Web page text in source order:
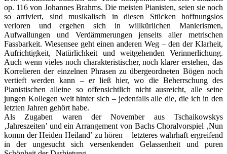
op. 116 von Johannes Brahms. Die meisten Pianisten, seien sie noch
so arriviert, sind musikalisch in diesen Stücken hoffnungslos
verloren und ergehen sich in willkürlichen Manierismen,
Aufwallungen und Verdämmerungen jenseits aller metrischen
Fassbarkeit. Wiesensee geht einen anderen Weg – den der Klarheit,
Aufrichtigkeit, Natürlichkeit und weitgehenden Verinnerlichung.
Auch wenn vieles noch charakteristischer, noch klarer erstehen, das
Korrelieren der einzelnen Phrasen zu übergeordneten Bögen noch
vertieft werden kann – er ließ hier, wo die Beherrschung des
Pianistischen alleine so offensichtlich nicht ausreicht, alle seine
jungen Kollegen weit hinter sich – jedenfalls alle die, die ich in den
letzten Jahren gehört habe.
Als Zugaben waren der November aus Tschaikowskys
‚Jahreszeiten’ und ein Arrangement von Bachs Choralvorspiel ‚Nun
komm der Heiden Heiland’ zu hören – letzteres wahrhaft ergreifend
in der ungesucht sich versenkenden Gelassenheit und puren